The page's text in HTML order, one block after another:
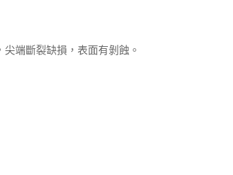
端斷裂缺損，表面有剝蝕。